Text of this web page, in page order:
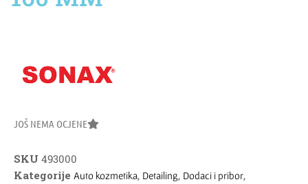
JOŠ NEMA OCJENE
SKU 493000
Kategorije Auto kozmetika, Detailing, Dodaci i pribor,